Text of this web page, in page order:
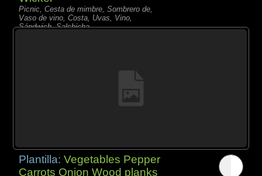
Picnic, Cesta de mimbre, Sombrero de,
Vaso de vino, Costa, Uvas, Vino,
Sándwich, Salchicha,
Plantilla:Vegetables Pepper
Carrots Onion Wood planks